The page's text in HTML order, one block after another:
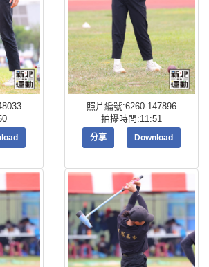
照片編號:6260-147896
拍攝時間:11:51
分享 Download